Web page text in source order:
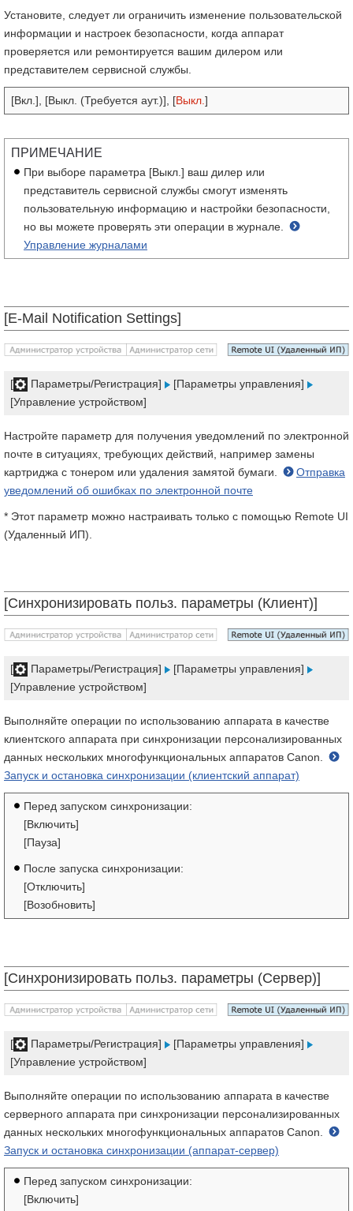
Установите, следует ли ограничить изменение пользовательской
информации и настроек безопасности, когда аппарат
проверяется или ремонтируется вашим дилером или
представителем сервисной службы.
[Вкл.], [Выкл. (Требуется аут.)], [Выкл. ]
ПРИМЕЧАНИЕ
При выборе параметра [Выкл.] ваш дилер или
представитель сервисной службы смогут изменять
пользовательную информацию и настройки безопасности,
но вы можете проверять эти операции в журнале.
Управление журналами
[E-Mail Notification Settings]
[ Параметры/Регистрация]
[Параметры управления]
[Управление устройством]
Настройте параметр для получения уведомлений по электронной
почте в ситуациях, требующих действий, например замены
картриджа с тонером или удаления замятой бумаги.
Отправка
уведомлений об ошибках по электронной почте
* Этот параметр можно настраивать только с помощью Remote UI
(Удаленный ИП).
[Синхронизировать польз. параметры (Клиент)]
[ Параметры/Регистрация]
[Параметры управления]
[Управление устройством]
Выполняйте операции по использованию аппарата в качестве
клиентского аппарата при синхронизации персонализированных
данных нескольких многофункциональных аппаратов Canon.
Запуск и остановка синхронизации (клиентский аппарат)
Перед запуском синхронизации:
[Включить]
[Пауза]
После запуска синхронизации:
[Отключить]
[Возобновить]
[Синхронизировать польз. параметры (Сервер)]
[ Параметры/Регистрация]
[Параметры управления]
[Управление устройством]
Выполняйте операции по использованию аппарата в качестве
серверного аппарата при синхронизации персонализированных
данных нескольких многофункциональных аппаратов Canon.
Запуск и остановка синхронизации (аппарат-сервер)
Перед запуском синхронизации:
[Включить]